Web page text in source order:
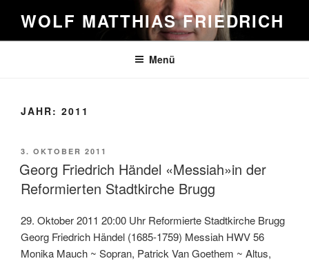
Inhalt
springen
WOLF MATTHIAS FRIEDRICH
Menü
JAHR: 2011
VERÖFFENTLICHT
AM
3. OKTOBER 2011
Georg Friedrich Händel «Messiah»in der
Reformierten Stadtkirche Brugg
29. Oktober 2011 20:00 Uhr Reformierte Stadtkirche Brugg
Georg Friedrich Händel (1685-1759) Messiah HWV 56
Monika Mauch ~ Sopran, Patrick Van Goethem ~ Altus,